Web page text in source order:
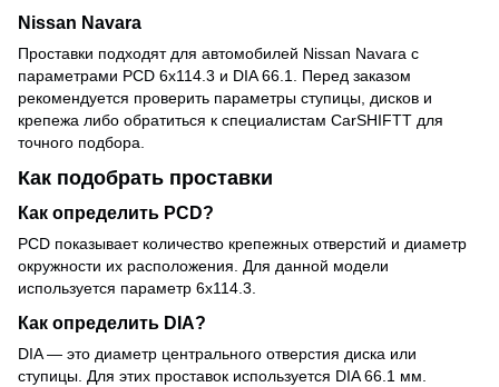
Nissan Navara
Проставки подходят для автомобилей Nissan Navara с
параметрами PCD 6x114.3 и DIA 66.1. Перед заказом
рекомендуется проверить параметры ступицы, дисков и
крепежа либо обратиться к специалистам CarSHIFTT для
точного подбора.
Как подобрать проставки
Как определить PCD?
PCD показывает количество крепежных отверстий и диаметр
окружности их расположения. Для данной модели
используется параметр 6x114.3.
Как определить DIA?
DIA — это диаметр центрального отверстия диска или
ступицы. Для этих проставок используется DIA 66.1 мм.